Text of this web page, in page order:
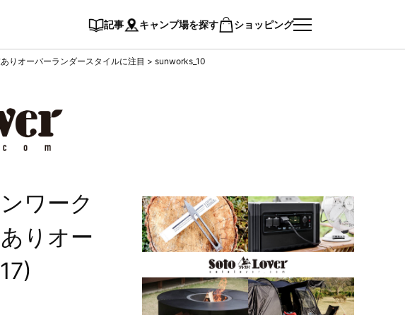
記事 キャンプ場を探す ショッピング
りオーバーランダースタイルに注目 > sunworks_10
ワーク
りオー